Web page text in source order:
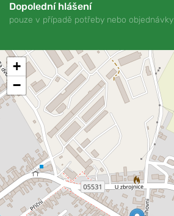
Dopolední hlášení
pouze v případě potřeby nebo objednávky
+
−